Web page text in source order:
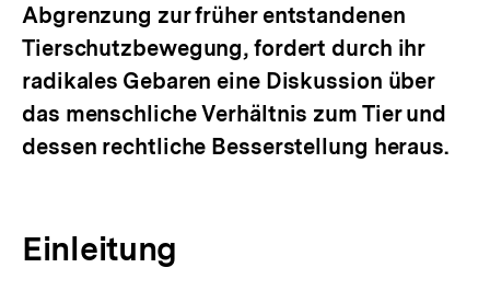
Abgrenzung zur früher entstandenen
Tierschutzbewegung, fordert durch ihr
radikales Gebaren eine Diskussion über
das menschliche Verhältnis zum Tier und
dessen rechtliche Besserstellung heraus.
Einleitung